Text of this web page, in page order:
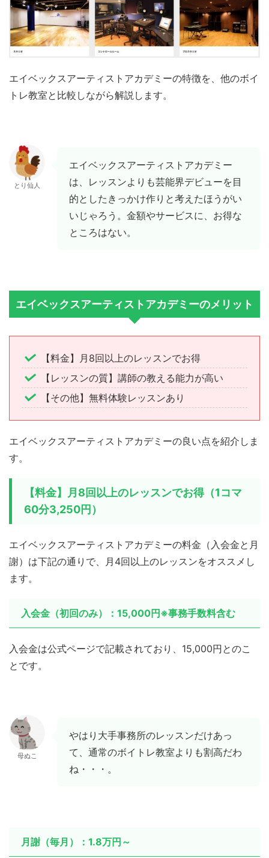
エイベックスアーティストアカデミーの特徴を、他のボイ
トレ教室と比較しながら解説します。
とり仙人
エイベックスアーティストアカデミー
は、レッスンよりも芸能界デビューを目
的としたきっかけ作りと考えたほうがい
いじゃろう。金額やサービスに、お得な
ところはない。
エイベックスアーティストアカデミーのメリット
【料金】月8回以上のレッスンでお得
【レッスンの質】講師の教える能力が高い
【その他】無料体験レッスンあり
エイベックスアーティストアカデミーの良い点を紹介しま
す。
【料金】月8回以上のレッスンでお得（1コマ
60分3,250円）
エイベックスアーティストアカデミーの料金（入会金と月
謝）は下記の通りで、月4回以上のレッスンをオススメし
ます。
入会金（初回のみ）：15,000円※事務手数料含む
入会金は公式ページで記載されており、15,000円とのこ
とです。
母ぬこ
やはり大手事務所のレッスンだけあっ
て、通常のボイトレ教室よりも割高だわ
ね・・・。
月謝（毎月）：1.8万円～